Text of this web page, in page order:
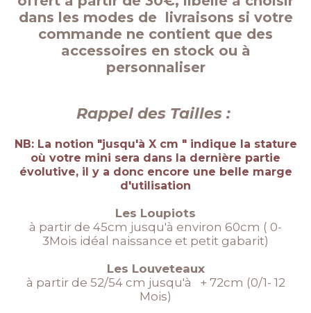
dans les modes de livraisons si votre
commande ne contient que des
accessoires en stock ou à
personnaliser
Rappel des Tailles :
NB: La notion "jusqu'à X cm " indique la stature
où votre mini sera dans la dernière partie
évolutive, il y a donc encore une belle marge
d'utilisation
Les Loupiots
à partir de 45cm jusqu'à environ 60cm ( 0-
3Mois idéal naissance et petit gabarit)
Les Louveteaux
à partir de 52/54 cm jusqu'à + 72cm (0/1- 12
Mois)